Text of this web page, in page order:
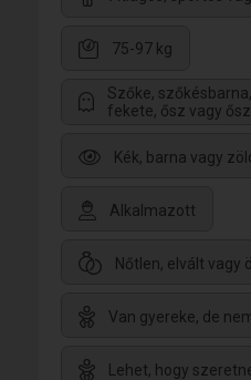
75-97 kg
Szőke,
fekete, ősz vagy
Kék, barna vagy
Alkalmazott
Nőtlen, elvált vagy
Van gyereke, de
Lehet, hogy